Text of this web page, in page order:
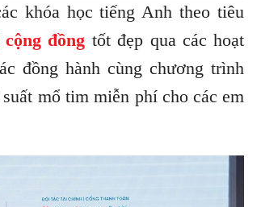
khóa học tiếng Anh theo tiêu
đồng tốt đẹp qua các hoạt
đồng hành cùng chương trình
mổ tim miễn phí cho các em